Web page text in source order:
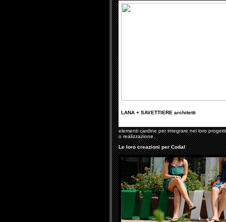
LANA + SAVETTIERE architetti
elementi cardine per integrare nei loro
o realizzazione.
Le loro creazioni per Codal